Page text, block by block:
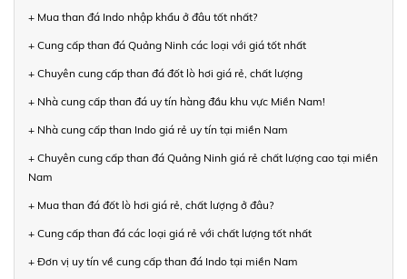
+ Mua than đá Indo nhập khẩu ở đâu tốt nhất?
+ Cung cấp than đá Quảng Ninh các loại với giá tốt nhất
+ Chuyên cung cấp than đá đốt lò hơi giá rẻ, chất lượng
+ Nhà cung cấp than đá uy tín hàng đầu khu vực Miền Nam!
+ Nhà cung cấp than Indo giá rẻ uy tín tại miền Nam
+ Chuyên cung cấp than đá Quảng Ninh giá rẻ chất lượng cao tại miền
Nam
+ Mua than đá đốt lò hơi giá rẻ, chất lượng ở đâu?
+ Cung cấp than đá các loại giá rẻ với chất lượng tốt nhất
+ Đơn vị uy tín về cung cấp than đá Indo tại miền Nam